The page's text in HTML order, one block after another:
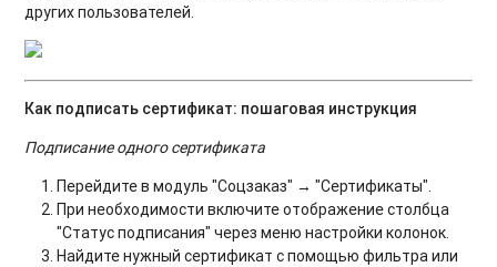
других пользователей.
Как подписать сертификат: пошаговая инструкция
Подписание одного сертификата
Перейдите в модуль "Соцзаказ" → "Сертификаты".
При необходимости включите отображение столбца
"Статус подписания" через меню настройки колонок.
Найдите нужный сертификат с помощью фильтра или